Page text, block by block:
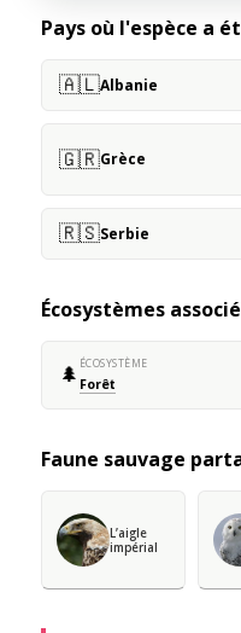
Pays où l'espèce a
🇦🇱Albanie
🇬🇷Grèce
🇷🇸Serbie
Écosystèmes
🌲 ÉCOSYSTÈME
Forêt
Faune sauvage
L’aigle
impérial